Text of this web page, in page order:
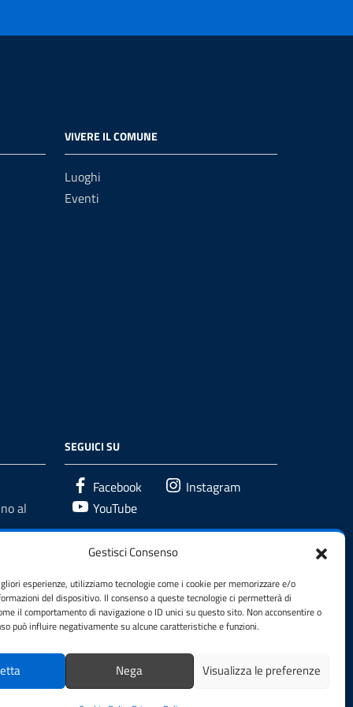
Gestisci Consenso
esperienze, utilizziamo tecnologie come i cookie per memorizzare e/o
del dispositivo. Il consenso a queste tecnologie ci permetterà di
il comportamento di navigazione o ID unici su questo sito. Non acconsentire o
può influire negativamente su alcune caratteristiche e funzioni.
Nega Visualizza le preferenze
VIVERE IL COMUNE
Luoghi
Eventi
al
SEGUICI SU
Facebook
Instagram
YouTube